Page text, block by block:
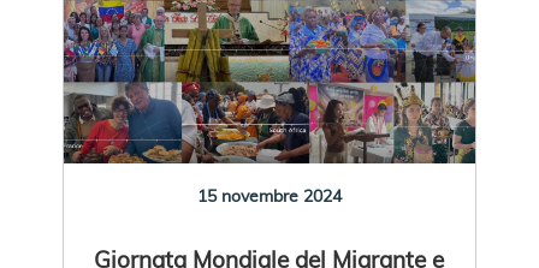
15 novembre 2024
Giornata Mondiale del Migrante e